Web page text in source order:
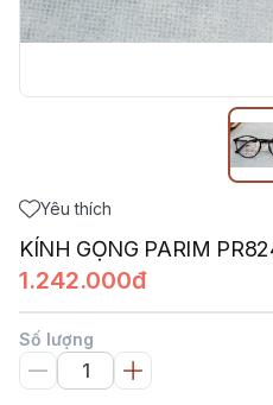
Yêu thích
KÍNH GỌNG PARIM
1.242.000đ
Số lượng